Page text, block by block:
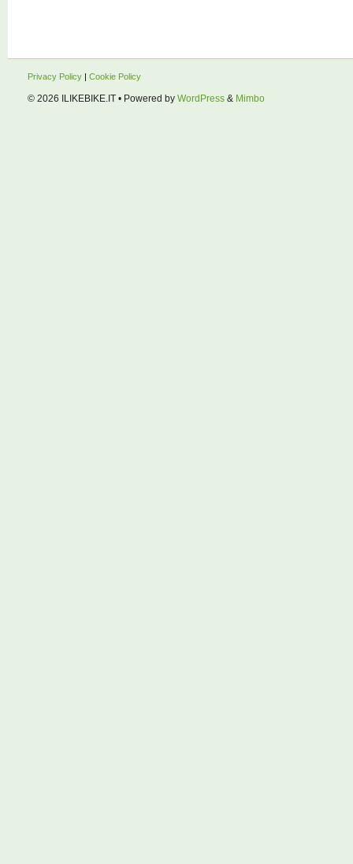
Privacy Policy Cookie Policy
© 2026 ILIKEBIKE.IT • Powered by WordPress & Mimbo